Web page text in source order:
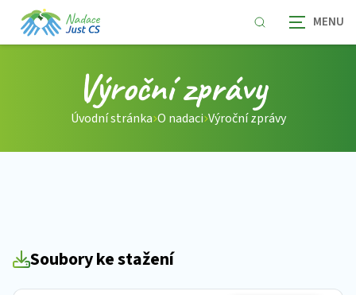
Výroční zprávy
Úvodní stránka O nadaci Výroční zprávy
Soubory ke stažení